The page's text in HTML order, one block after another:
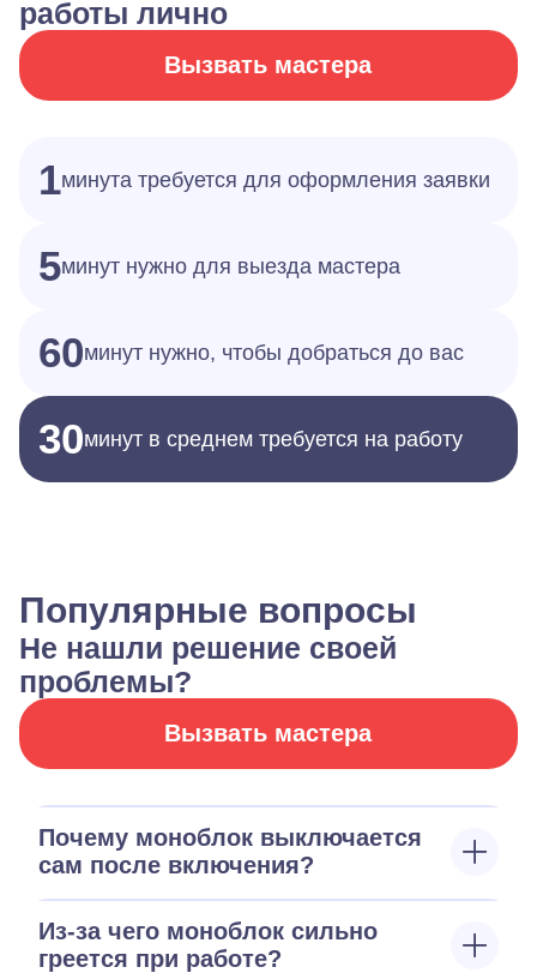
работы лично
Вызвать мастера
1минута требуется для оформления заявки
5минут нужно для выезда мастера
60минут нужно, чтобы добраться до вас
30минут в среднем требуется на работу
Популярные вопросы
Не нашли решение своей
проблемы?
Вызвать мастера
Почему моноблок выключается
сам после включения?
Из-за чего моноблок сильно
греется при работе?